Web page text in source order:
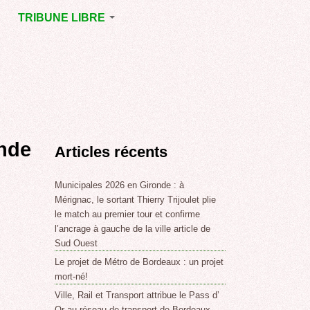
DE
TRIBUNE LIBRE
POINT DE VUE
Articles récents
Municipales 2026 en Gironde : à
Mérignac, le sortant Thierry Trijoulet plie
le match au premier tour et confirme
l’ancrage à gauche de la ville article de
Sud Ouest
Le projet de Métro de Bordeaux : un projet
mort-né!
Ville, Rail et Transport attribue le Pass d’